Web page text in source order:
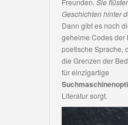
Freunden. Sie
Geschichten hinter
Dann gibt es noch
geheime Codes der
poetische Sprache,
die Grenzen der
für einzigartige
Literatur sorgt.